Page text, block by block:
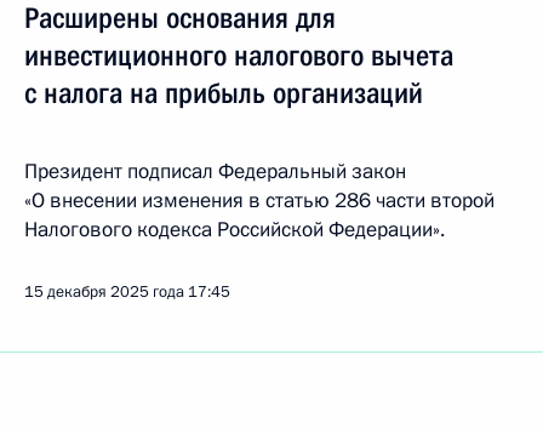
Расширены основания для
инвестиционного налогового вычета
с налога на прибыль организаций
Президент подписал Федеральный закон
«О внесении изменения в статью 286 части второй
Налогового кодекса Российской Федерации».
15 декабря 2025 года 17:45